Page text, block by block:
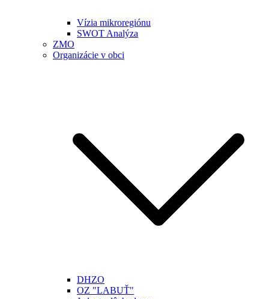
Vízia mikroregiónu
SWOT Analýza
ZMO
Organizácie v obci
DHZO
OZ "LABUŤ"